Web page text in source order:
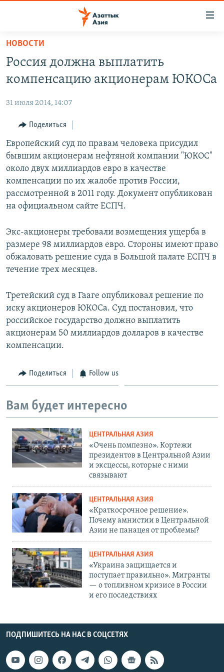
Вернуться
основному
содержанию
навигации
Вернутся
поиску
УЗБЕКИСТАН
ТАДЖИКИСТАН
НА ДРУГИХ ЯЗЫКАХ
ҚАЗАҚША
КЫРГЫЗЧА
ТОҶИКӢ
TÜRKMENÇE
Все сайты РСЕ/РС
НОВОСТИ
Россия должна выплатить
компенсацию акционерам ЮКОСа
31 июля 2014, 14:07
Поделиться
Европейский суд по правам человека присудил
бывшим акционерам нефтяной компании "ЮКОС"
около двух миллиардов евро в качестве
компенсации по их жалобе против России,
рассмотренной в 2011 году. Документ опубликован
на официальном сайте ЕСПЧ.
Экс-акционеры требовали возмещения ущерба в
размере 98 миллиардов евро. Стороны имеют право
обжаловать решение суда в Большой палате ЕСПЧ в
течение трех месяцев.
Третейский суд в Гааге опубликовал решение по
иску акционеров ЮКОСа. Суд постановил, что
российское государство должно выплатить
акционерам 50 миллиардов долларов в качестве
компенсации.
Поделиться Follow us
Вам будет интересно
ЦЕНТРАЛЬНАЯ АЗИЯ
«Очень помпезно». Кортежи
президентов в Центральной Азии
и эксцессы, которые с ними
связывают
ЦЕНТРАЛЬНАЯ АЗИЯ
«Краткосрочное решение».
Почему амнистии в Центральной
Азии не панацея от проблемы?
ЦЕНТРАЛЬНАЯ АЗИЯ
«Украина защищается и
поступает правильно». Мигранты
— о топливном кризисе в России
и его последствиях
ПОДПИШИТЕСЬ НА НАС В СОЦСЕТЯХ